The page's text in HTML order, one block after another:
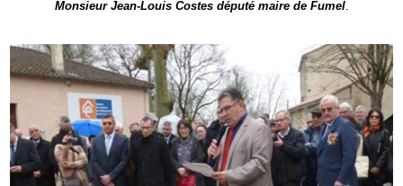
Monsieur Jean-Louis Costes député maire de Fumel.